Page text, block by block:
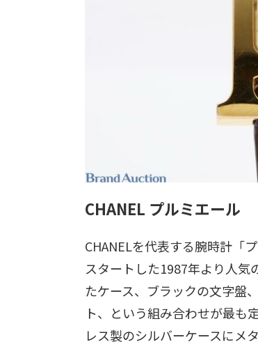
CHANEL プルミエール
CHANELを代表する腕時計「
スタートした1987年より人気
たケース、ブラックの文字盤
ト、という組み合わせが最も
レス製のシルバーケースにメ